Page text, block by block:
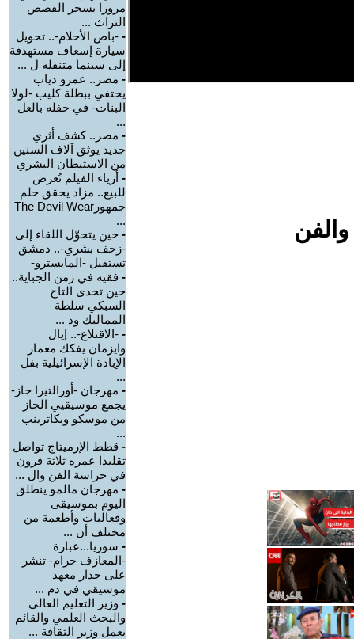
مرورا بسحر القصص
التراث ...
- -باص الأحلام-.. تحويل
سيارة إسعاف مستهدفة
إلى سينما متنقلة ل ...
- مصر.. عمرو دياب
يحتفي ببطلة كليب -لولا
البنات- في حفله بالعل
...
- مصر.. كشف أثري
جديد يوثق آلاف السنين
من الاستيطان البشري
- أزياء الفيلم تُعرض
للبيع.. مزاد يحقق حلم
جمهورThe Devil Wear
...
- حين يتحوّل اللقاء إلى
-زحف بشري-.. دمشق
تستقبل -المايسترو-
- فقيه في زمن الجباية..
حين تحدى التاج
السبكي سلطة
المماليك ود ...
- -الاقتلاع-.. إيال
وايزمان يفكك معمار
الإبادة الإسرائيلية بفل
...
- مهرجان -أورالتيرا جاز-
يجمع موسيقيي الجاز
من موسكو ويكاترينب
...
- قطط الإرميتاج تواصل
تقليدا عمره ثلاثة قرون
في حراسة الفن وال ...
- مهرجان مالمو ينطلق
اليوم بموسيقى
وفعاليات وأطعمة من
مختلف أن ...
- سوريا...عبارة
-المعازف حرام- تنشر
على جدار معهد
موسيقي في دم ...
- وزير التعليم العالي
والبحث العلمي والقائم
بعمل وزير الثقافة ...